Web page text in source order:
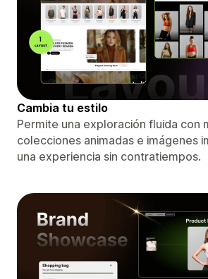
Cambia tu estilo
Permite una exploración fluida con
colecciones animadas e imágenes
una experiencia sin contratiempos.